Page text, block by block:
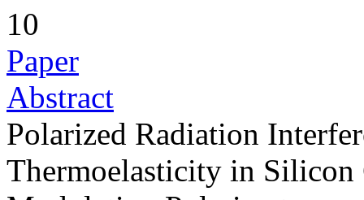
10
Paper
Abstract
Polarized Radiation
Thermoelasticity in